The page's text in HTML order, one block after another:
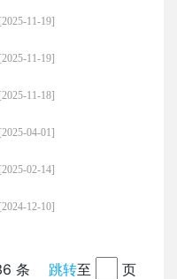
[2025-11-19]
[2025-11-19]
[2025-11-18]
[2025-04-01]
[2025-02-14]
[2024-12-10]
条 跳转至 页